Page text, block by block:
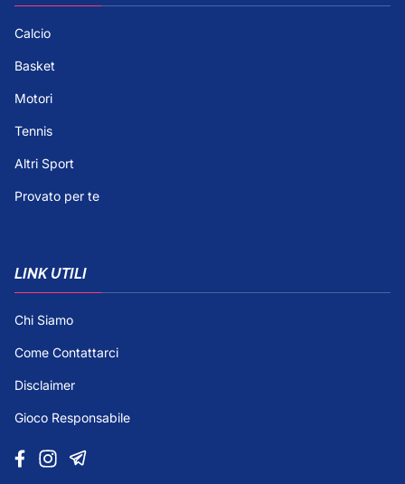
Calcio
Basket
Motori
Tennis
Altri Sport
Provato per te
LINK UTILI
Chi Siamo
Come Contattarci
Disclaimer
Gioco Responsabile